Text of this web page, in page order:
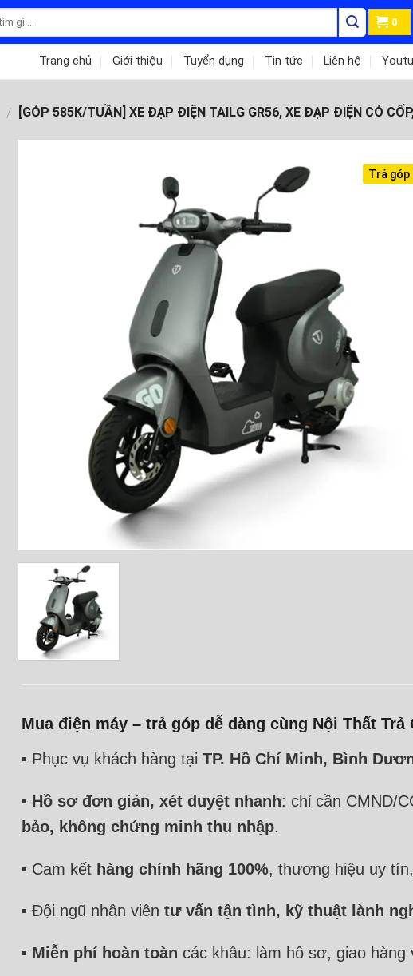
0
Trang chủ Giới thiệu Tuyển dụng Tin tức Liên hệ
/ [GÓP 585K/TUẦN] XE ĐẠP ĐIỆN TAILG GR56, XE ĐẠP ĐIỆN CÓ
Trả góp
Mua điện máy – trả góp dễ dàng cùng Nội Thất Trả
▪️ Phục vụ khách hàng tại TP. Hồ Chí Minh, Bình
▪️ Hồ sơ đơn giản, xét duyệt nhanh: chỉ cần CMND/
bảo, không chứng minh thu nhập.
▪️ Cam kết hàng chính hãng 100%, thương hiệu uy tín,
▪️ Đội ngũ nhân viên tư vấn tận tình, kỹ thuật lành
▪️ Miễn phí hoàn toàn các khâu: làm hồ sơ, giao hàng